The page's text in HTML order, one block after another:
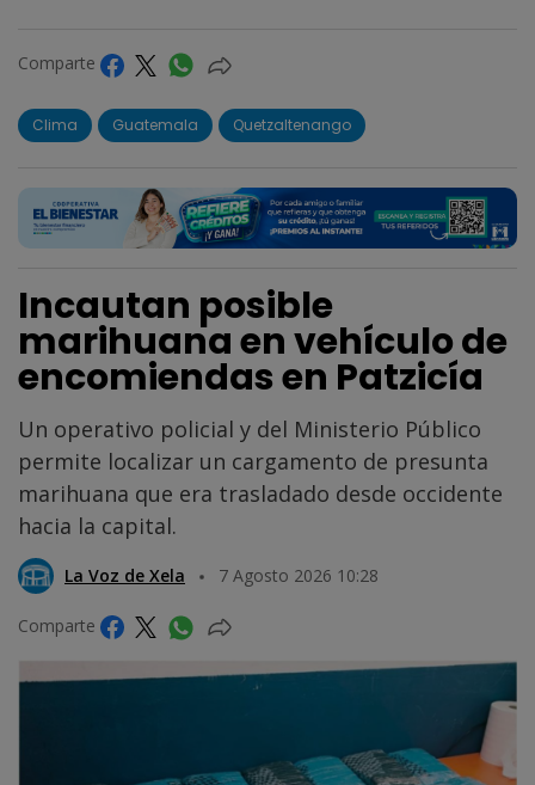
Comparte
Clima Guatemala Quetzaltenango
Incautan posible
marihuana en vehículo de
encomiendas en Patzicía
Un operativo policial y del Ministerio Público
permite localizar un cargamento de presunta
marihuana que era trasladado desde occidente
hacia la capital.
La Voz de Xela 7 Agosto 2026 10:28
Comparte